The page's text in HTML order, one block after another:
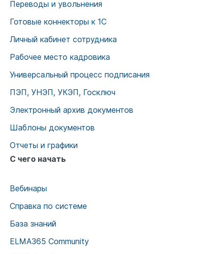
Переводы и увольнения
Готовые коннекторы к 1С
Личный кабинет сотрудника
Рабочее место кадровика
Универсальный процесс подписания
ПЭП, УНЭП, УКЭП, Госключ
Электронный архив документов
Шаблоны документов
Отчеты и графики
С чего начать
Вебинары
Справка по системе
База знаний
ELMA365 Community